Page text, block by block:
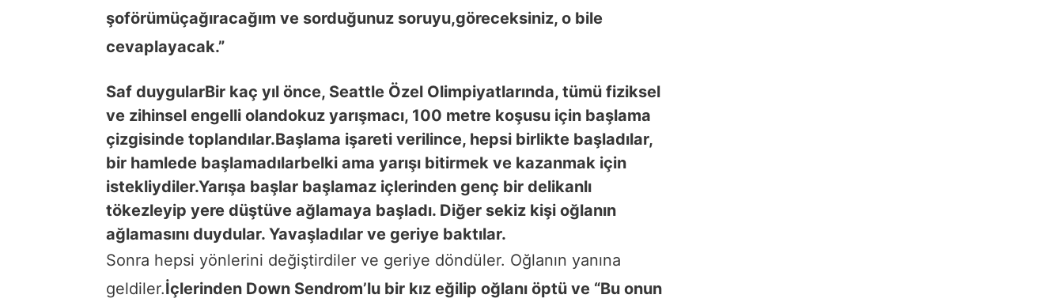
şoförümüçağıracağım ve sorduğunuz soruyu,göreceksiniz, o bile
cevaplayacak.”
Saf duygularBir kaç yıl önce, Seattle Özel Olimpiyatlarında, tümü fiziksel
ve zihinsel engelli olandokuz yarışmacı, 100 metre koşusu için başlama
çizgisinde toplandılar.Başlama işareti verilince, hepsi birlikte başladılar,
bir hamlede başlamadılarbelki ama yarışı bitirmek ve kazanmak için
istekliydiler.Yarışa başlar başlamaz içlerinden genç bir delikanlı
tökezleyip yere düştüve ağlamaya başladı. Diğer sekiz kişi oğlanın
ağlamasını duydular. Yavaşladılar ve geriye baktılar.
Sonra hepsi yönlerini değiştirdiler ve geriye döndüler. Oğlanın yanına
geldiler.İçlerinden Down Sendrom’lu bir kız eğilip oğlanı öptü ve “Bu onun